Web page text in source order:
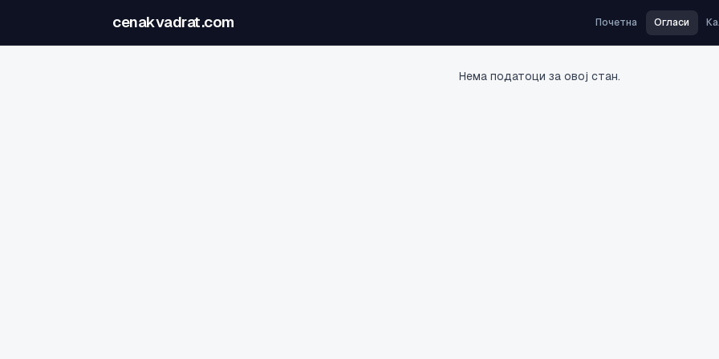
cenakvadrat.com Почетна Огласи
Нема податоци за овој стан.